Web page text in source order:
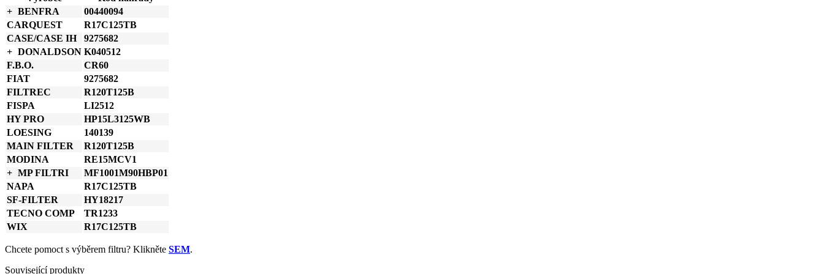
BENFRA
00440094
CARQUEST
R17C125TB
CASE/CASE IH
9275682
DONALDSON K040512
F.B.O.
CR60
FIAT
9275682
FILTREC
R120T125B
FISPA
LI2512
HY PRO
HP15L3125WB
LOESING
140139
MAIN FILTER
R120T125B
MODINA
RE15MCV1
MP FILTRI
MF1001M90HBP01
NAPA
R17C125TB
SF-FILTER
HY18217
TECNO COMP
TR1233
WIX
R17C125TB
Chcete pomoct s výběrem filtru? Klikněte SEM.
Související produkty